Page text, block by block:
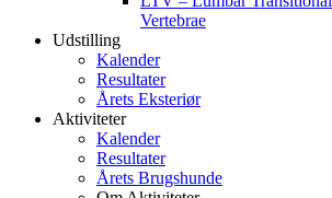
Vertebrae
Udstilling
Kalender
Resultater
Årets Eksteriør
Aktiviteter
Kalender
Resultater
Årets Brugshunde